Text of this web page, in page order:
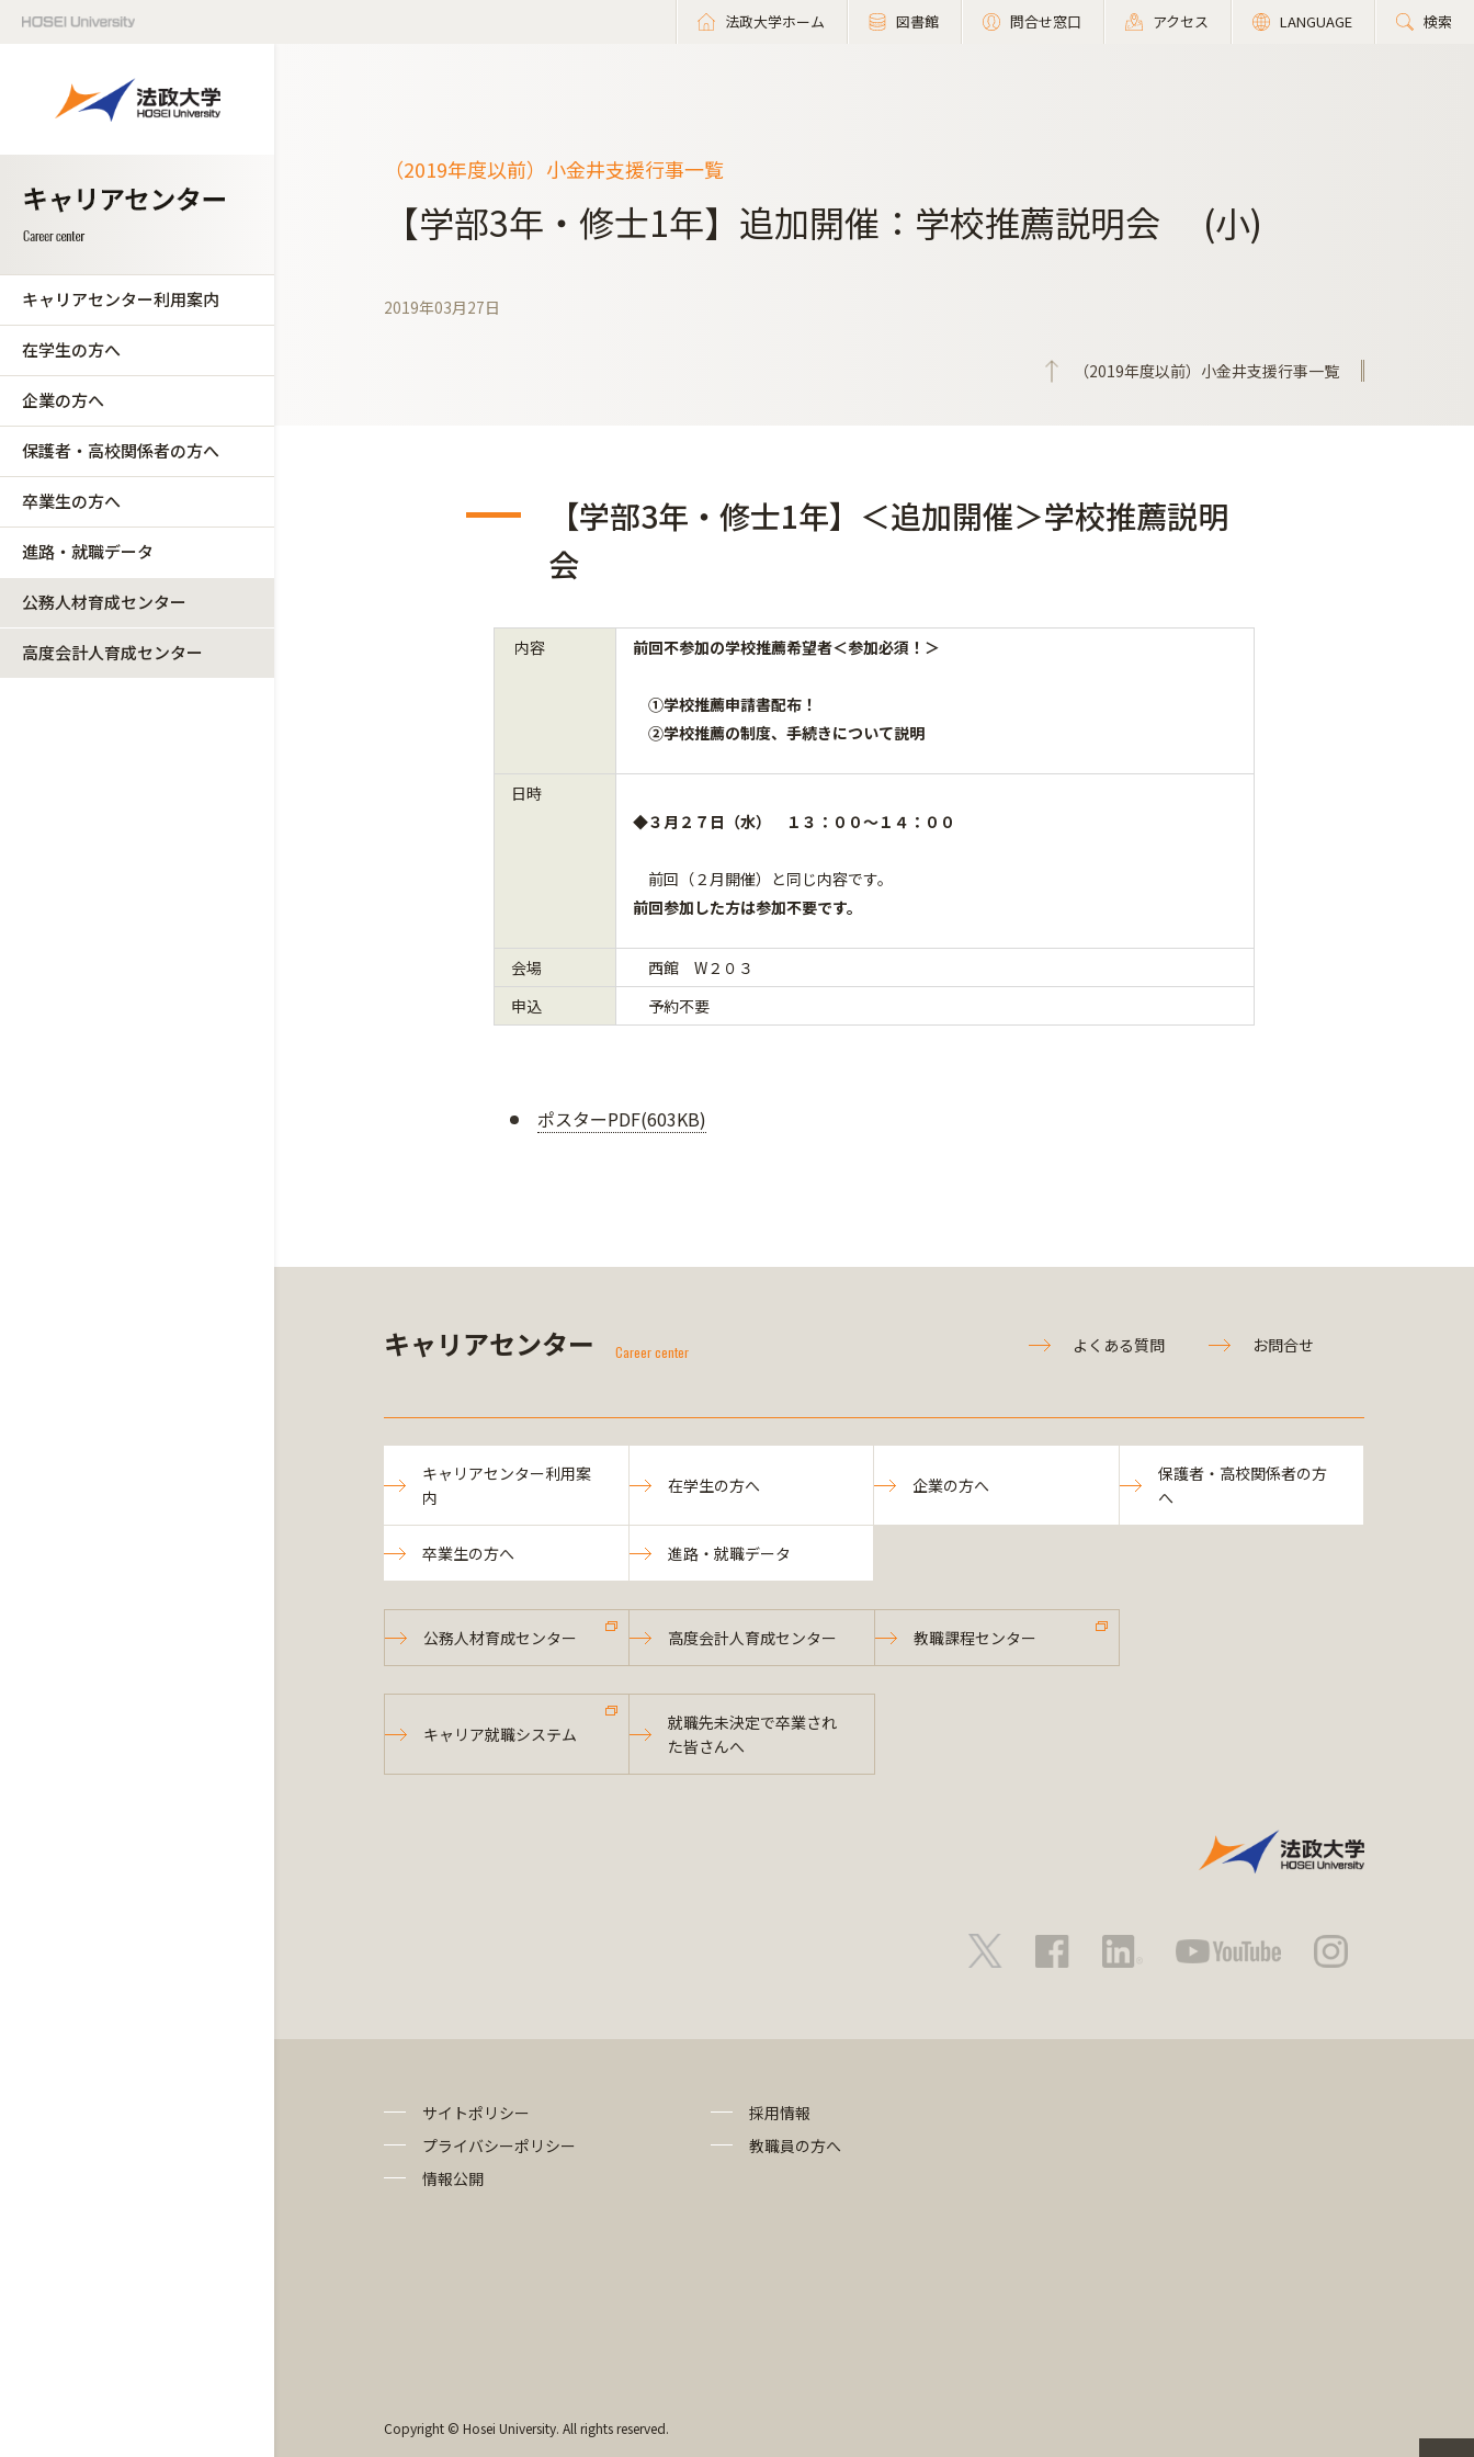
法政大学ホーム 図書館 問合せ窓口 アクセス LANGUAGE 検索
キャリアセンター利用案内
在学生の方へ
企業の方へ
保護者・高校関係者の方へ
卒業生の方へ
進路・就職データ
公務人材育成センター
高度会計人育成センター
（2019年度以前）小金井支援行事一覧
【学部3年・修士1年】追加開催：学校推薦説明会 (小)
2019年03月27日
（2019年度以前）小金井支援行事一覧
【学部3年・修士1年】＜追加開催＞学校推薦説明
会
内容 前回不参加の学校推薦希望者＜参加必須！＞
①学校推薦申請書配布！
②学校推薦の制度、手続きについて説明
日時
◆３月２７日（水） １３：００～１４：００
前回（２月開催）と同じ内容です。
前回参加した方は参加不要です。
会場
西館 W２０３
申込
予約不要
ポスターPDF(603KB)
キャリアセンター Career center よくある質問 お問合せ
キャリアセンター利用案
内
在学生の方へ 企業の方へ
保護者・高校関係者の方
へ
卒業生の方へ 進路・就職データ
公務人材育成センター 高度会計人育成センター 教職課程センター
キャリア就職システム
就職先未決定で卒業され
た皆さんへ
サイトポリシー
プライバシーポリシー
情報公開
採用情報
教職員の方へ
Copyright © Hosei University. All rights reserved.